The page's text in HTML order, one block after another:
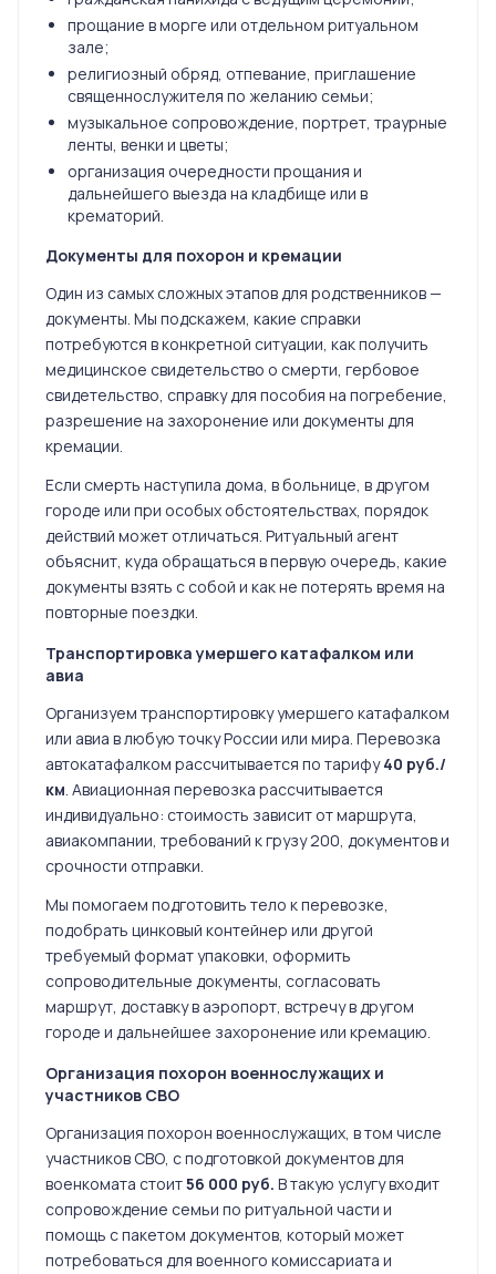
прощание в морге или отдельном ритуальном
зале;
религиозный обряд, отпевание, приглашение
священнослужителя по желанию семьи;
музыкальное сопровождение, портрет, траурные
ленты, венки и цветы;
организация очередности прощания и
дальнейшего выезда на кладбище или в
крематорий.
Документы для похорон и кремации
Один из самых сложных этапов для родственников —
документы. Мы подскажем, какие справки
потребуются в конкретной ситуации, как получить
медицинское свидетельство о смерти, гербовое
свидетельство, справку для пособия на погребение,
разрешение на захоронение или документы для
кремации.
Если смерть наступила дома, в больнице, в другом
городе или при особых обстоятельствах, порядок
действий может отличаться. Ритуальный агент
объяснит, куда обращаться в первую очередь, какие
документы взять с собой и как не потерять время на
повторные поездки.
Транспортировка умершего катафалком или
авиа
Организуем транспортировку умершего катафалком
или авиа в любую точку России или мира. Перевозка
автокатафалком рассчитывается по тарифу40 руб./
км. Авиационная перевозка рассчитывается
индивидуально: стоимость зависит от маршрута,
авиакомпании, требований к грузу 200, документов и
срочности отправки.
Мы помогаем подготовить тело к перевозке,
подобрать цинковый контейнер или другой
требуемый формат упаковки, оформить
сопроводительные документы, согласовать
маршрут, доставку в аэропорт, встречу в другом
городе и дальнейшее захоронение или кремацию.
Организация похорон военнослужащих и
участников СВО
Организация похорон военнослужащих, в том числе
участников СВО, с подготовкой документов для
военкомата стоит56 000 руб. В такую услугу входит
сопровождение семьи по ритуальной части и
помощь с пакетом документов, который может
потребоваться для военного комиссариата и